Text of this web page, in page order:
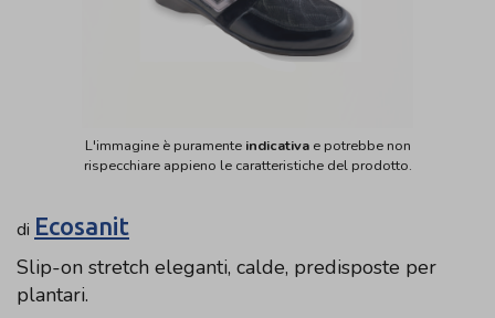
L'immagine è puramente indicativae potrebbe non
rispecchiare appieno le caratteristiche del prodotto.
di Ecosanit
Slip-on stretch eleganti, calde, predisposte per
plantari.